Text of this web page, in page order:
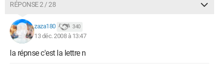
RÉPONSE 2 / 28
zaza180 340
13 déc. 2008 à 13:47
la répnse c'est la lettre n